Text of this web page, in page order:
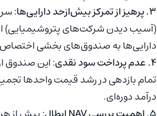
۳. پرهیز از تمرکز بیش‌ازحد دارایی‌ها
:
(آسیب دیدن شرکت‌های پتروشیمیایی)
دارایی‌ها به صندوق‌های بخشی اختصاص
۴. عدم پرداخت سود نقدی
: این صندوق
تمام بازدهی در رشد قیمت واحدها
درآمد دوره‌ای.